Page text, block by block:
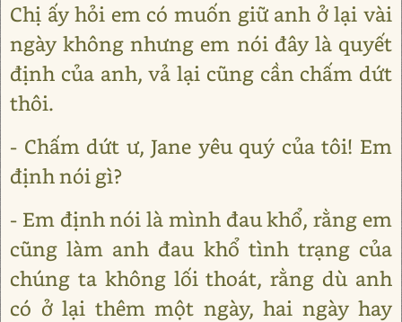
Chị ấy hỏi em có muốn giữ anh ở lại vài
ngày không nhưng em nói đây là quyết
định của anh, vả lại cũng cần chấm dứt
thôi.
- Chấm dứt ư, Jane yêu quý của tôi! Em
định nói gì?
- Em định nói là mình đau khổ, rằng em
cũng làm anh đau khổ tình trạng của
chúng ta không lối thoát, rằng dù anh
có ở lại thêm một ngày, hai ngày hay